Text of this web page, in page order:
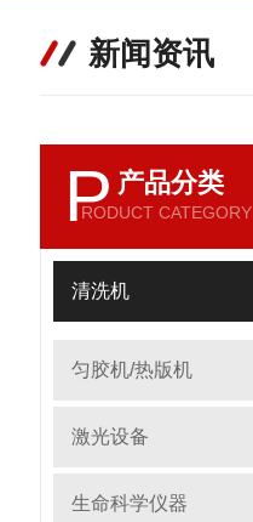
新闻资讯
P 产品分类
RODUCT CATEGORY
清洗机
匀胶机/热版机
激光设备
生命科学仪器